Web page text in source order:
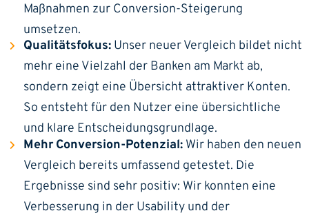
Maßnahmen zur Conversion-Steigerung
umsetzen.
Qualitätsfokus: Unser neuer Vergleich bildet nicht
mehr eine Vielzahl der Banken am Markt ab,
sondern zeigt eine Übersicht attraktiver Konten.
So entsteht für den Nutzer eine übersichtliche
und klare Entscheidungsgrundlage.
Mehr Conversion-Potenzial: Wir haben den neuen
Vergleich bereits umfassend getestet. Die
Ergebnisse sind sehr positiv: Wir konnten eine
Verbesserung in der Usability und der